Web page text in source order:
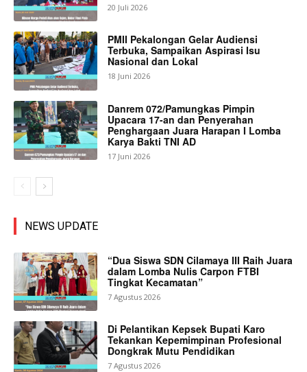
20 Juli 2026
PMII Pekalongan Gelar Audiensi
Terbuka, Sampaikan Aspirasi Isu
Nasional dan Lokal
18 Juni 2026
Danrem 072/Pamungkas Pimpin
Upacara 17-an dan Penyerahan
Penghargaan Juara Harapan I Lomba
Karya Bakti TNI AD
17 Juni 2026
NEWS UPDATE
“Dua Siswa SDN Cilamaya III Raih Juara
dalam Lomba Nulis Carpon FTBI
Tingkat Kecamatan”
7 Agustus 2026
Di Pelantikan Kepsek Bupati Karo
Tekankan Kepemimpinan Profesional
Dongkrak Mutu Pendidikan
7 Agustus 2026